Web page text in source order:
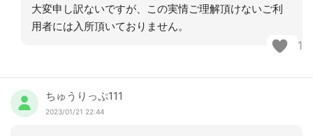
大変申し訳ないですが、この実情ご理解頂けないご利
用者には入所頂いておりません。
1
ちゅうりっぷ111
2023/01/21 22:44